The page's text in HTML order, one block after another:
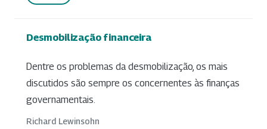
Desmobilização financeira
Dentre os problemas da desmobilização, os mais
discutidos são sempre os concernentes às finanças
governamentais.
Richard Lewinsohn